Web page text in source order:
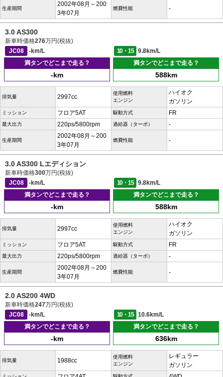
生産期間
2002年08月～200
3年07月
燃費性能 -
3.0 AS300
新車時価格276万円(税抜)
JC08
-km/L 10・15
9.8km/L
満タンでどこまで走る？
-km
満タンでどこまで走る？
588km
排気量 2997cc
使用燃料
エンジン
ハイオク
ガソリン
ミッション フロア5AT 駆動方式 FR
最大出力 220ps/5800rpm 過給器（ターボ） -
生産期間
2002年08月～200
3年07月
燃費性能 -
3.0 AS300 Lエディション
新車時価格300万円(税抜)
JC08
-km/L 10・15
9.8km/L
満タンでどこまで走る？
-km
満タンでどこまで走る？
588km
排気量 2997cc
使用燃料
エンジン
ハイオク
ガソリン
ミッション フロア5AT 駆動方式 FR
最大出力 220ps/5800rpm 過給器（ターボ） -
生産期間
2002年08月～200
3年07月
燃費性能 -
2.0 AS200 4WD
新車時価格247万円(税抜)
JC08
-km/L 10・15
10.6km/L
満タンでどこまで走る？
-km
満タンでどこまで走る？
636km
排気量 1988cc
使用燃料
エンジン
レギュラー
ガソリン